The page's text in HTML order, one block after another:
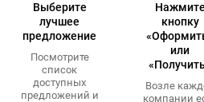
Выберите
лучшее
предложение
Посмотрите
список
доступных
предложений и
Нажмите
кнопку
или
Возле
компании